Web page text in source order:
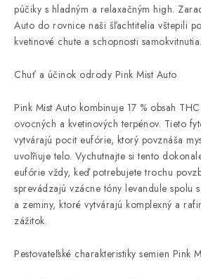
púčiky s hladným a relaxačným high.
Auto do rovnice naši šľachtitelia vštepili
kvetinové chute a schopnosti samokvitnutia.
Chuť a účinok odrody Pink Mist Auto
Pink Mist Auto kombinuje 17 % obsah
ovocných a kvetinových terpénov. Tieto
vytvárajú pocit eufórie, ktorý povznáša
uvoľňuje telo. Vychutnajte si tento
eufórie vždy, keď potrebujete trochu
sprevádzajú vzácne tóny levandule spolu
a zeminy, ktoré vytvárajú komplexný a
zážitok.
Pestovateľské charakteristiky semien Pink